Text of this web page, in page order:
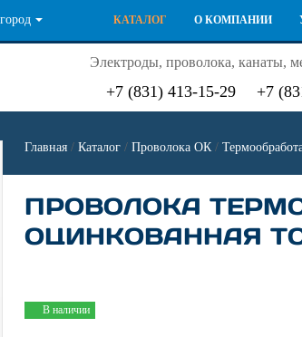
КАТАЛОГ О КОМПАНИИ
Электроды, проволока, канаты,
+7 (831) 413-15-29 +7
Главная / Каталог / Проволока ОК /
ПРОВОЛОКА
ОЦИНКОВАННАЯ
В наличии